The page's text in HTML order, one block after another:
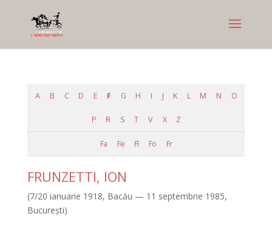
A B C D E F G H I J K L M N O
P R S T V X Z
Fa Fe Fl Fo Fr
FRUNZETTI, ION
(7/20 ianuarie 1918, Bacău — 11 septembrie 1985,
Bucureşti)